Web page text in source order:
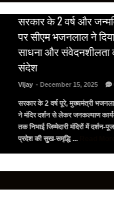
BREAKING NEWS
सरकार के 2 वर्ष और
पर सीएम भजनलाल ने
साधना और संवेदनशीलता
संदेश
Vijay - December 15, 2025
सरकार के 2 वर्ष पूरे, मुख्यमंत्री
ने मंदिर दर्शन से लेकर जनकल्याण
तक निभाई जिम्मेदारी मंदिरों में दर्शन-
प्रदेश की सुख-समृद्धि ...